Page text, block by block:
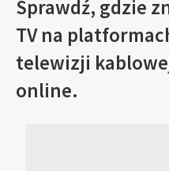
Sprawdź, gdzie
TV na
telewizji
online.